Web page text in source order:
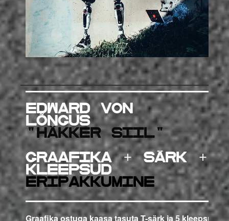
Edward von
Lõngus
"Häkker siil"
graafika + särk +
kleepsud
ERIPAKKUMINE
Graafika ostuga kaasa tasuta T-särk ja 5 kleepsu